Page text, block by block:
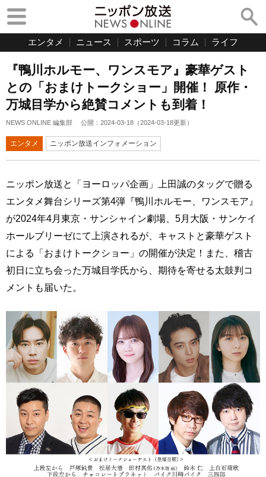
エンタメ ニュース スポーツ コラム ライフ
『鴨川ホルモー、ワンスモア』豪華ゲスト
との「おまけトークショー」開催！ 原作・
万城目学から絶賛コメントも到着！
NEWS ONLINE 編集部 公開： 2024-03-18 （2024-03-18更新）
エンタメ ニッポン放送インフォメーション
ニッポン放送と「ヨーロッパ企画」上田誠のタッグで贈る
エンタメ舞台シリーズ第4弾『鴨川ホルモー、ワンスモア』
が2024年4月東京・サンシャイン劇場、5月大阪・サンケイ
ホールブリーゼにて上演されるが、キャストと豪華ゲスト
による「おまけトークショー」の開催が決定！また、稽古
初日に立ち会った万城目学氏から、期待を寄せる太鼓判コ
メントも届いた。